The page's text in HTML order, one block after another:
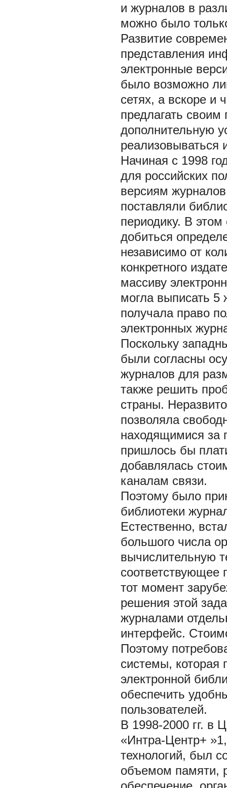
и журналов в
можно было
Развитие
представления
электронные
было возможно
сетях, а вскоре и
предлагать
дополнительную
реализовываться
Начиная с 1998
для российских
версиям
поставляли
периодику. В
добиться
независимо от
конкретного
массиву
могла выписать 5
получала право
электронных
Поскольку
были согласны
журналов для
также решить
страны.
позволяла
находящимися за
пришлось бы
добавлялась
каналам связи.
Поэтому было
библиотеки
Естественно,
большого числа
вычислительную
тот момент
решения этой
журналами
интерфейс.
Поэтому
системы, которая
электронной
обеспечить
пользователей.
В 1998-2000 гг. в
«Интра-Центр+ »1,
технологий, был
объемом памяти,